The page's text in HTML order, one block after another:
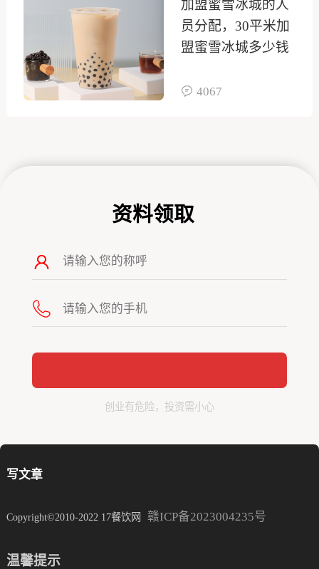
加盟蜜雪冰城的人
员分配，30平米加
盟蜜雪冰城多少钱
4067
资料领取
创业有危险，投资需小心
写文章
Copyright©2010-2022 17餐饮网 赣ICP备2023004235号
温馨提示